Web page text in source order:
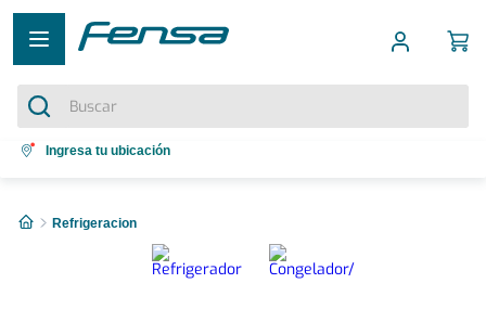
Buscar
Términos más buscados
2. cocina 4 platos
bottom freezer
Ingresa tu ubicación
Refrigeracion